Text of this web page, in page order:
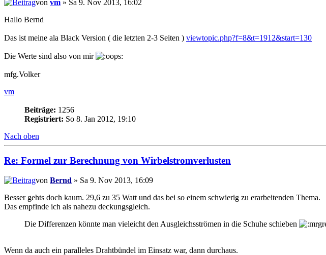
von vm » Sa 9. Nov 2013, 16:02
Hallo Bernd
Das ist meine ala Black Version ( die letzten 2-3 Seiten ) viewtopic.php?f=8&t=1912&start=130
Die Werte sind also von mir
mfg.Volker
vm
Beiträge: 1256
Registriert: So 8. Jan 2012, 19:10
Nach oben
Re: Formel zur Berechnung von Wirbelstromverlusten
von Bernd » Sa 9. Nov 2013, 16:09
Besser gehts doch kaum. 29,6 zu 35 Watt und das bei so einem schwierig zu erarbeitenden Thema.
Das empfinde ich als nahezu deckungsgleich.
Die Differenzen könnte man vieleicht den Ausgleichsströmen in die Schuhe schieben
Wenn da auch ein paralleles Drahtbündel im Einsatz war, dann durchaus.